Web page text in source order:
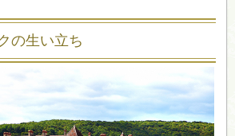
の生い立ち